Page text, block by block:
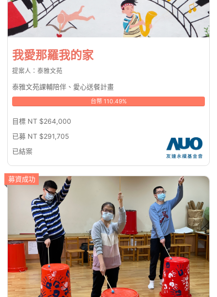
我愛那羅我的家
提案人：泰雅文苑
泰雅文苑課輔陪伴、愛心送餐計畫
台幣 110.49%
目標 NT $264,000
已募 NT $291,705
已結案
募資成功